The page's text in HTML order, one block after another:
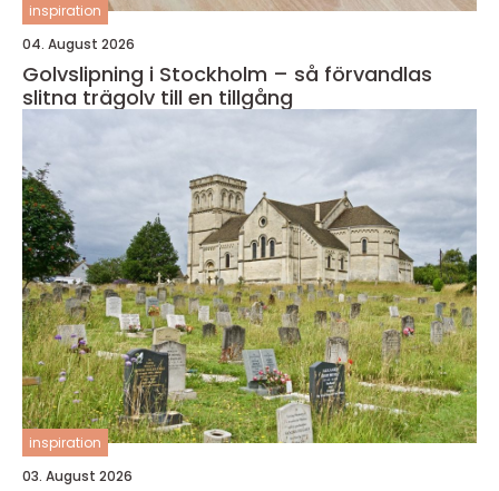
inspiration
04. August 2026
Golvslipning i Stockholm – så förvandlas
slitna trägolv till en tillgång
inspiration
03. August 2026